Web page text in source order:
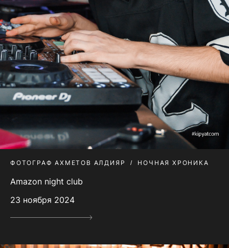
ФОТОГРАФ АХМЕТОВ АЛДИЯР НОЧНАЯ ХРОНИКА
Amazon night club
23 ноября 2024